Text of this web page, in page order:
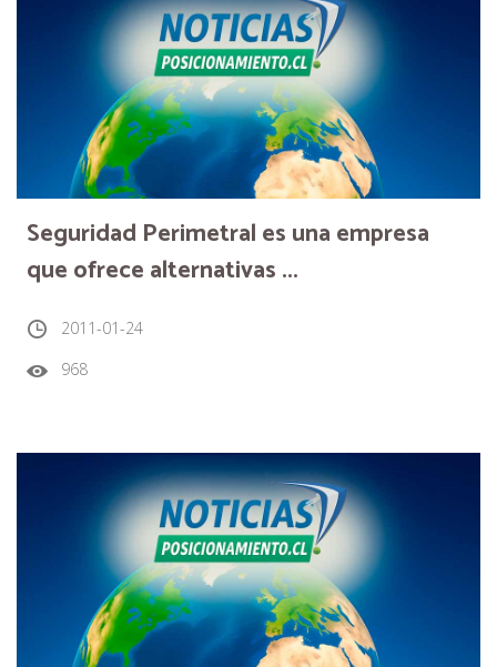
Seguridad Perimetral es una empresa
que ofrece alternativas ...
2011-01-24
968